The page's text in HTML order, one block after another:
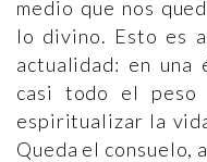
medio que nos
lo divino. Esto es
actualidad: en una
casi todo el peso
espiritualizar la
Queda el consuelo,